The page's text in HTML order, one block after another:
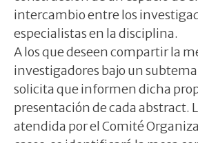
intercambio entre los
especialistas en la disciplina.
A los que deseen compartir la
investigadores bajo un subtema
solicita que informen dicha
presentación de cada abstract.
atendida por el Comité